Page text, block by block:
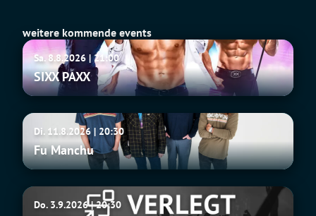
weitere kommende events
SIXX
PAXXSa. 8.8.2026 | 21:00
SIXX PAXX
Fu
Manchu
Di. 11.8.2026 | 20:30
Fu Manchu
Tito
Do. 3.9.2026 | 20:30